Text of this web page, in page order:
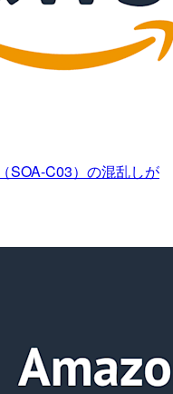
SOA-C03）の混乱しが